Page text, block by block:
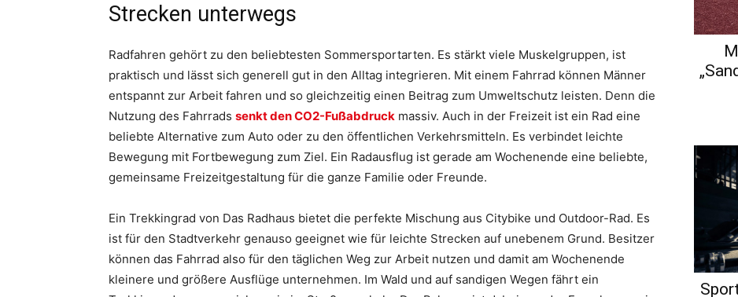
Strecken unterwegs
Radfahren gehört zu den beliebtesten Sommersportarten. Es stärkt viele Muskelgruppen, ist
praktisch und lässt sich generell gut in den Alltag integrieren. Mit einem Fahrrad können Männer
entspannt zur Arbeit fahren und so gleichzeitig einen Beitrag zum Umweltschutz leisten. Denn die
Nutzung des Fahrrads senkt den CO2-Fußabdruck massiv. Auch in der Freizeit ist ein Rad eine
beliebte Alternative zum Auto oder zu den öffentlichen Verkehrsmitteln. Es verbindet leichte
Bewegung mit Fortbewegung zum Ziel. Ein Radausflug ist gerade am Wochenende eine beliebte,
gemeinsame Freizeitgestaltung für die ganze Familie oder Freunde.
Ein Trekkingrad von Das Radhaus bietet die perfekte Mischung aus Citybike und Outdoor-Rad. Es
ist für den Stadtverkehr genauso geeignet wie für leichte Strecken auf unebenem Grund. Besitzer
können das Fahrrad also für den täglichen Weg zur Arbeit nutzen und damit am Wochenende
kleinere und größere Ausflüge unternehmen. Im Wald und auf sandigen Wegen fährt ein